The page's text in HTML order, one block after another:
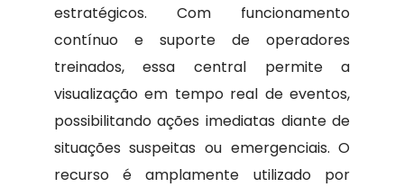
estratégicos. Com funcionamento
contínuo e suporte de operadores
treinados, essa central permite a
visualização em tempo real de eventos,
possibilitando ações imediatas diante de
situações suspeitas ou emergenciais. O
recurso é amplamente utilizado por